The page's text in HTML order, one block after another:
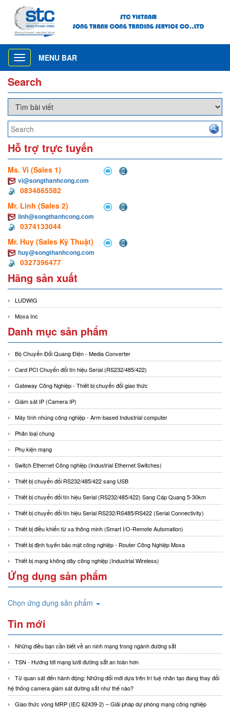
Toggle
navigation
MENU BAR
Search
Hỗ trợ trực tuyến
Ms. Vi (Sales 1)
vi@songthanhcong.com
0834865582
Mr. Linh (Sales 2)
linh@songthanhcong.com
0374133044
Mr. Huy (Sales Kỹ Thuật)
huy@songthanhcong.com
0327396477
Hãng sản xuất
LUDWIG
Moxa Inc
Danh mục sản phẩm
Bộ Chuyển Đổi Quang Điện - Media Converter
Card PCI Chuyển đổi tín hiệu Serial (RS232/485/422)
Gateway Công Nghiệp - Thiết bị chuyển đổi giao thức
Giám sát IP (Camera IP)
Máy tính nhúng công nghiệp - Arm-based Industrial computer
Phân loại chung
Phụ kiện mạng
Switch Ethernet Công nghiệp (Industrial Ethernet Switches)
Thiết bị chuyển đổi RS232/485/422 sang USB
Thiết bị chuyển đổi tín hiệu Serial (RS232/485/422) Sang Cáp Quang 5-30km
Thiết bị chuyển đổi tín hiệu Serial RS232/RS485/RS422 (Serial Connectivity)
Thiết bị điều khiển từ xa thông minh (Smart I/O-Remote Automation)
Thiết bị định tuyến bảo mật công nghiệp - Router Công Nghiệp Moxa
Thiết bị mạng không dây công nghiệp (Industrial Wireless)
Ứng dụng sản phẩm
Chọn ứng dụng sản phẩm
Tin mới
Những điều bạn cần biết về an ninh mạng trong ngành đường sắt
TSN - Hướng tới mạng lưới đường sắt an toàn hơn
Từ quan sát đến hành động: Những đổi mới dựa trên trí tuệ nhân tạo đang thay đổi
hệ thống camera giám sát đường sắt như thế nào?
Giao thức vòng MRP (IEC 62439-2) – Giải pháp dự phòng mạng công nghiệp